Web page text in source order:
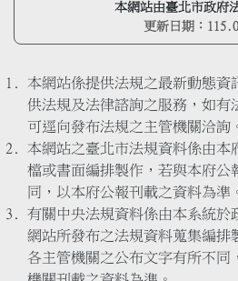
本網站由臺北市政府
更新日期：
本網站係提供法規之最新動態資
供法規及法律諮詢之服務，如有
可逕向發布法規之主管機關洽詢
本網站之臺北市法規資料係由本
檔或書面編排製作，若與本府公
同，以本府公報刊載之資料為準
有關中央法規資料係由本系統於
網站所發布之法規資料蒐集編排
各主管機關之公布文字有所不同